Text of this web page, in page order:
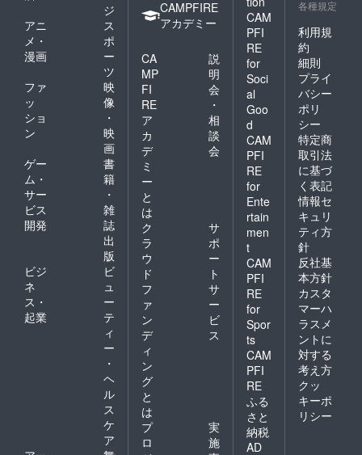
客様の
を伺い
ながら
ご利用
のシス
テムな
ど微調
整させ
ていた
だく可
能性も
あるこ
とをご
了承く
ださ
７．食
事券は
３００
円単位
で送ら
せてい
ただき
ます。
おつり
は発生
致しま
せんの
でご了
承くだ
さい。
ジ
アニ
メ・
漫画
ス
ポ
ー
ツ
ファ
ッ
ショ
ン
映
像
・
映
画
ゲー
ム・
サー
ビス
開発
書
籍
・
雑
誌
出
版
ビジ
ネ
ス・
起業
ビ
ュ
ー
テ
ィ
ー
・
ヘ
ル
ス
ケ
ア
CAMPFIRE
アカデミー
CA
MP
FI
RE
ア
カ
デ
ミ
ー
と
は
説
明
会
・
相
談
会
ク
ラ
ウ
ド
フ
ァ
ン
デ
ィ
ン
グ
と
は
サ
ポ
ー
ト
サ
ー
ビ
ス
プ
ロ
実
施
CAM
PFI
RE
for
Soci
al
Goo
d
CAM
PFI
RE
for
Ente
rtain
men
t
CAM
PFI
RE
for
Spor
ts
CAM
PFI
RE
ふる
さと
納税
AD
各種規定
利用規
約
細則
プライ
バシー
ポリ
シー
特定商
取引法
に基づ
く表記
情報セ
キュリ
ティ方
針
反社基
本方針
カスタ
マーハ
ラスメ
ントに
対する
考え方
クッ
キーポ
リシー